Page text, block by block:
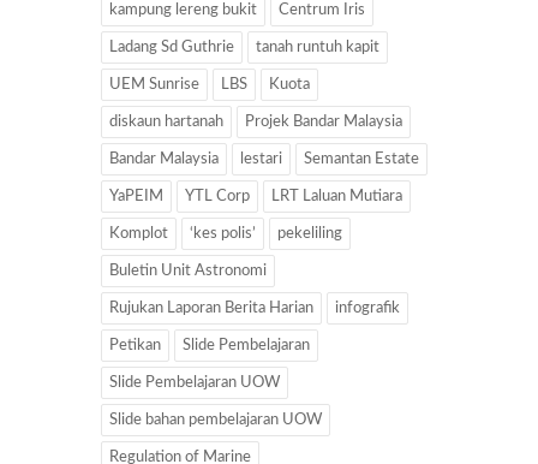
kampung lereng bukit Centrum Iris
Ladang Sd Guthrie tanah runtuh kapit
UEM Sunrise LBS Kuota
diskaun hartanah Projek Bandar Malaysia
Bandar Malaysia lestari Semantan Estate
YaPEIM YTL Corp LRT Laluan Mutiara
Komplot ‘kes polis’ pekeliling
Buletin Unit Astronomi
Rujukan Laporan Berita Harian infografik
Petikan Slide Pembelajaran
Slide Pembelajaran UOW
Slide bahan pembelajaran UOW
Regulation of Marine